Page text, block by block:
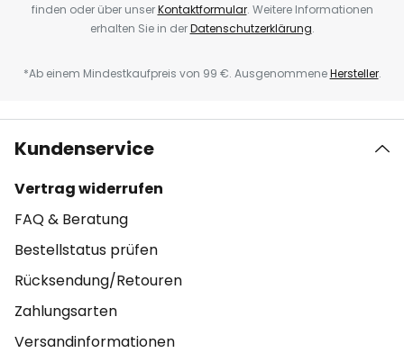
finden oder über unserKontaktformular. Weitere Informationen
erhalten Sie in derDatenschutzerklärung.
*Ab einem Mindestkaufpreis von 99 €. AusgenommeneHersteller.
Kundenservice
Vertrag widerrufen
FAQ & Beratung
Bestellstatus prüfen
Rücksendung/Retouren
Zahlungsarten
Versandinformationen